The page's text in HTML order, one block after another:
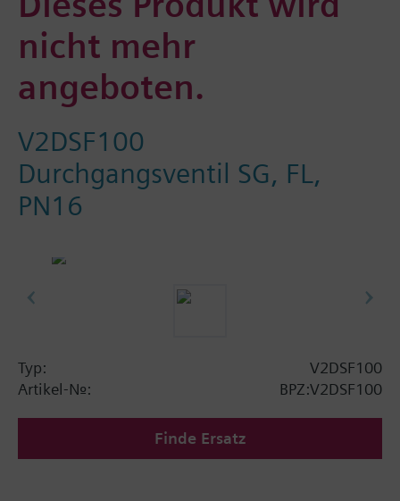
nicht mehr
angeboten.
V2DSF100
Durchgangsventil SG, FL,
PN16
Typ:
V2DSF100
Artikel-Nr.:
BPZ:V2DSF100
Finde Ersatz